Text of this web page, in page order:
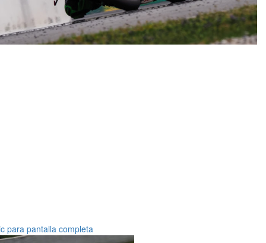
para pantalla completa